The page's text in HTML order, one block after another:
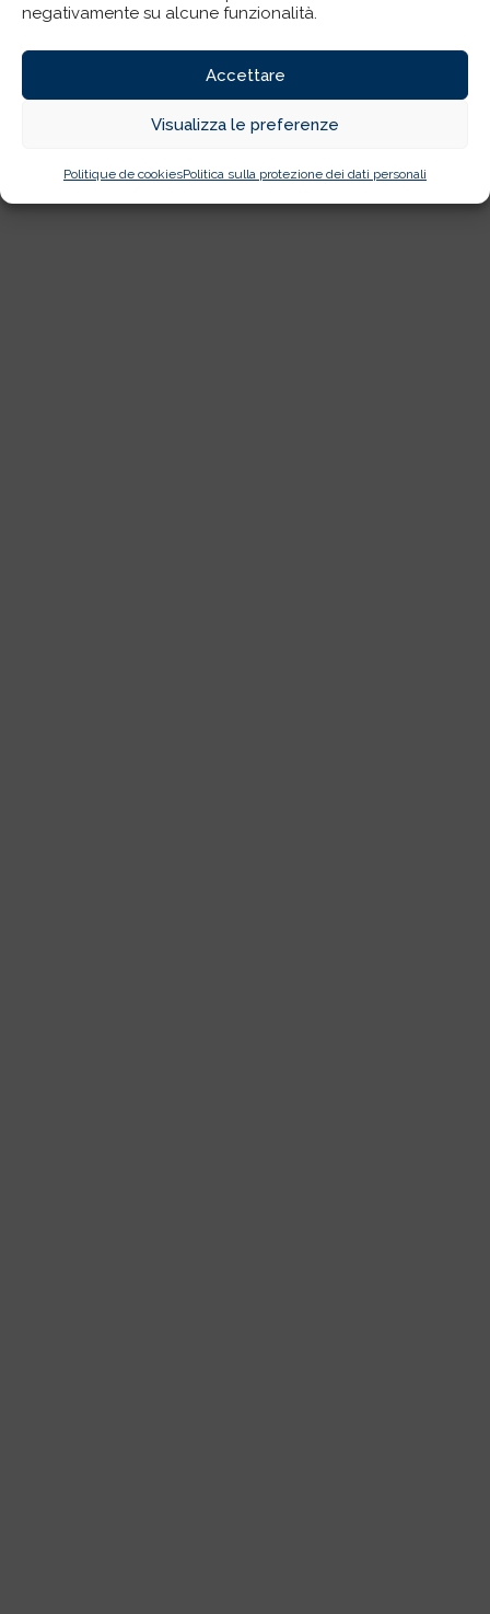
negativamente su alcune funzionalità.
Accettare
Visualizza le preferenze
Politique de cookiesPolitica sulla protezione dei dati personali